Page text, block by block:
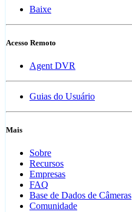
Baixe
Acesso Remoto
Agent DVR
Guias do Usuário
Mais
Sobre
Recursos
Empresas
FAQ
Base de Dados de Câmeras
Comunidade